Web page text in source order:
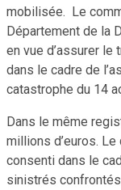
mobilisée. Le
Département de la
en vue d’assurer
dans le cadre de
catastrophe du 14
Dans le même
millions d’euros.
consenti dans le
sinistrés